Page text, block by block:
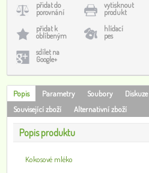
přidat do
porovnání
vytisknout
produkt
přidat k
oblíbeným
hlídací
pes
sdílet na
Google+
Popis Parametry Soubory Diskuze
Související zboží
Alternativní zboží
Popis produktu
Kokosové mléko